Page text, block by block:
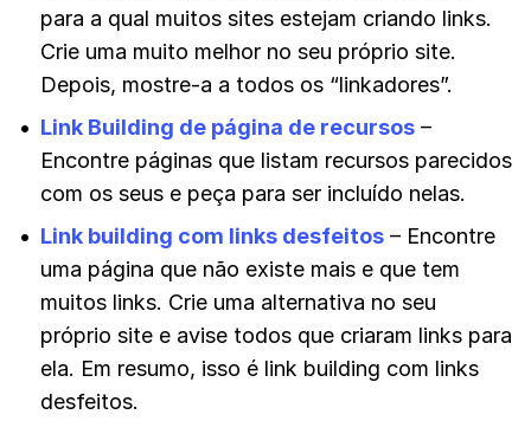
para a qual muitos sites estejam criando links.
Crie uma muito melhor no seu próprio site.
Depois, mostre-a a todos os “linkadores”.
Link Building de página de recursos –
Encontre páginas que listam recursos parecidos
com os seus e peça para ser incluído nelas.
Link building com links desfeitos – Encontre
uma página que não existe mais e que tem
muitos links. Crie uma alternativa no seu
próprio site e avise todos que criaram links para
ela. Em resumo, isso é link building com links
desfeitos.